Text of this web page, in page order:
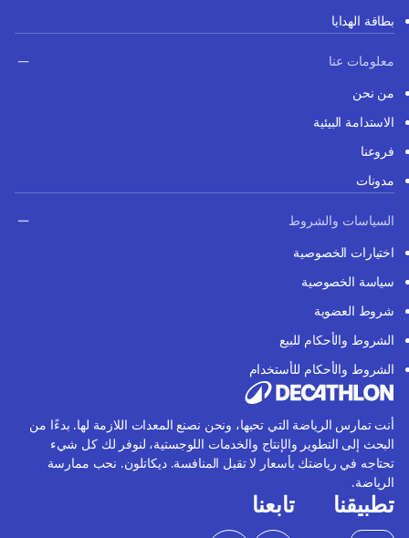
بطاقة الهدايا
معلومات عنا
من نحن
الاستدامة البيئية
فروعنا
مدونات
السياسات والشروط
اختيارات الخصوصية
سياسة الخصوصية
شروط العضوية
الشروط والأحكام للبيع
الشروط والأحكام للأستخدام
أنت تمارس الرياضة التي تحبها، ونحن نصنع المعدات اللازمة لها. بدءًا من
البحث إلى التطوير والإنتاج والخدمات اللوجستية، لنوفر لك كل شيء
تحتاجه في رياضتك بأسعار لا تقبل المنافسة. ديكاتلون. نحب ممارسة
الرياضة.
تطبيقنا تابعنا